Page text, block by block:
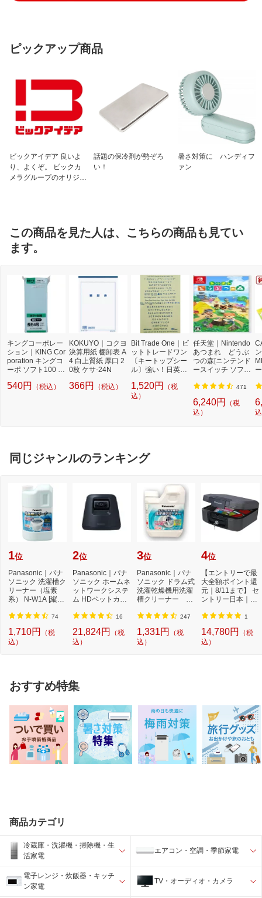
ピックアップ商品
ビックアイデア 良いよ
り、よくぞ。 ビックカ
メラグループのオリジナ
話題の保冷剤が勢ぞろ
い！
暑さ対策に ハンディフ
ァン
この商品を見た人は、こちらの商品も見てい
ます。
キングコーポレー
ション｜KING Cor
poration キングコ
ーポ ソフト100 長
N4S80B
540円 （税込）
KOKUYO｜コクヨ
決算用紙 棚卸表 A
4 白上質紙 厚口 2
0枚 ケサ-24N
366円 （税込）
Bit Trade One｜ビ
ットトレードワン
〔キートップシー
ル〕強い！日英対
プシールセット ブ
ルー DYKTSBL
1,520円
（税
込）
任天堂｜Nintendo
あつまれ どうぶ
つの森[ニンテンド
ースイッチ ソフ
471
6,240円
（税
込）
同じジャンルのランキング
1位
Panasonic｜パナ
ソニック 洗濯槽ク
リーナー（塩素
系） N-W1A [縦型
系...
74
1,710円
（税
込）
2位
Panasonic｜パナ
ソニック ホームネ
ットワークシステ
ム HDペットカメ
D...
16
21,824円
（税
込）
3位
Panasonic｜パナ
ソニック ドラム式
洗濯乾燥機用洗濯
槽クリーナー N-
濯...
247
1,331円
（税
込）
4位
【エントリーで最
大全額ポイント還
元｜8/11まで】 セ
ントリー日本｜Se
1
14,780円
（税
込）
おすすめ特集
商品カテゴリ
冷蔵庫・洗濯機・掃除機・生
活家電
エアコン・空調・季節家電
電子レンジ・炊飯器・キッチ
ン家電
TV・オーディオ・カメラ